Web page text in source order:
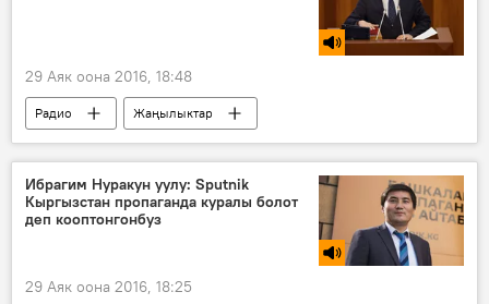
29 Аяк оона 2016, 18:48
Радио
Жаңылыктар
Каныбек Иманалиев
Жогорку Кеңеш
конституция
Ибрагим Нуракун уулу: Sputnik
Кыргызстан пропаганда куралы болот
деп кооптонгонбуз
29 Аяк оона 2016, 18:25